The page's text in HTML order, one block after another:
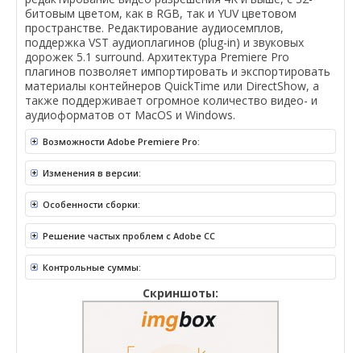
битовым цветом, как в RGB, так и YUV цветовом
пространстве. Редактирование аудиосемплов,
поддержка VST аудиоплагинов (plug-in) и звуковых
дорожек 5.1 surround. Архитектура Premiere Pro
плагинов позволяет импортировать и экспортировать
материалы контейнеров QuickTime или DirectShow, а
также поддерживает огромное количество видео- и
аудиоформатов от MacOS и Windows.
Возможности Adobe Premiere Pro:
Изменения в версии:
Особенности сборки:
Решение частых проблем с Adobe CC
Контрольные суммы:
Скриншоты: